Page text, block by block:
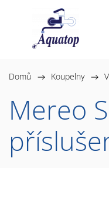
Domů / Koupelny /
Mereo